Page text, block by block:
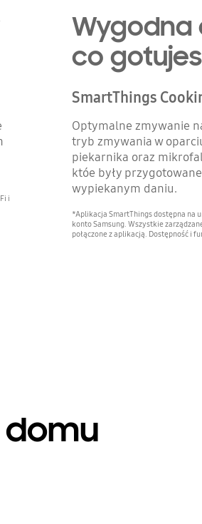
i
Wygodna
co
SmartThings
Optymalne zmywanie
tryb zmywania w
piekarnika oraz
któe były
wypiekanym daniu.
*Aplikacja SmartThings dostępna na
konto Samsung. Wszystkie
połączone z aplikacją. Dostępność i